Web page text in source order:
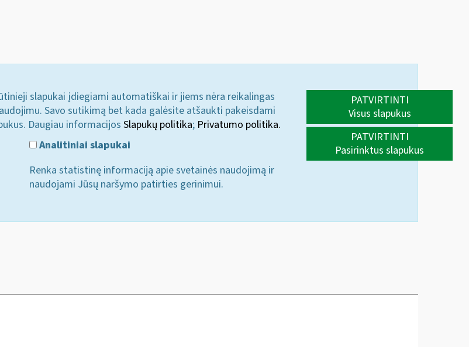
slapukai įdiegiami automatiškai ir jiems nėra reikalingas
Savo sutikimą bet kada galėsite atšaukti pakeisdami
Daugiau informacijos Slapukų politika; Privatumo politika.
Analitiniai slapukai
Renka statistinę informaciją apie svetainės naudojimą ir
naudojami Jūsų naršymo patirties gerinimui.
PATVIRTINTI
Visus slapukus
PATVIRTINTI
Pasirinktus slapukus